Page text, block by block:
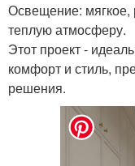
Освещение: мягкое,
теплую атмосферу.
Этот проект -
комфорт и стиль,
решения.